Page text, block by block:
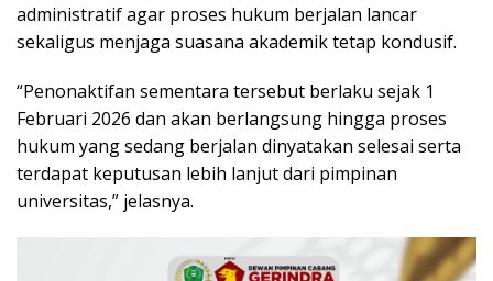
administratif agar proses hukum berjalan lancar
sekaligus menjaga suasana akademik tetap kondusif.
“Penonaktifan sementara tersebut berlaku sejak 1
Februari 2026 dan akan berlangsung hingga proses
hukum yang sedang berjalan dinyatakan selesai serta
terdapat keputusan lebih lanjut dari pimpinan
universitas,” jelasnya.